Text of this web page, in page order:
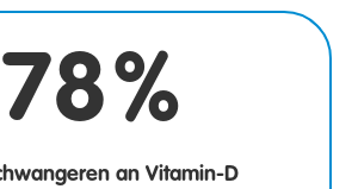
78%
an Vitamin-D